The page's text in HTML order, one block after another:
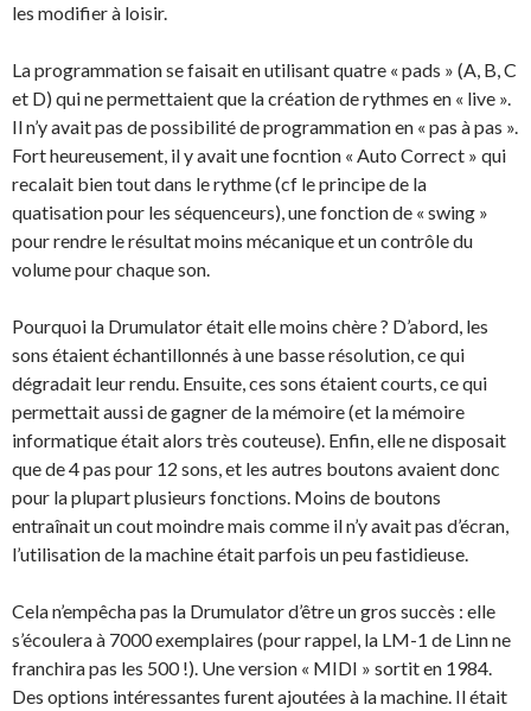
les modifier à loisir.
La programmation se faisait en utilisant quatre « pads » (A, B, C
et D) qui ne permettaient que la création de rythmes en « live ».
Il n’y avait pas de possibilité de programmation en « pas à pas ».
Fort heureusement, il y avait une focntion « Auto Correct » qui
recalait bien tout dans le rythme (cf le principe de la
quatisation pour les séquenceurs), une fonction de « swing »
pour rendre le résultat moins mécanique et un contrôle du
volume pour chaque son.
Pourquoi la Drumulator était elle moins chère ? D’abord, les
sons étaient échantillonnés à une basse résolution, ce qui
dégradait leur rendu. Ensuite, ces sons étaient courts, ce qui
permettait aussi de gagner de la mémoire (et la mémoire
informatique était alors très couteuse). Enfin, elle ne disposait
que de 4 pas pour 12 sons, et les autres boutons avaient donc
pour la plupart plusieurs fonctions. Moins de boutons
entraînait un cout moindre mais comme il n’y avait pas d’écran,
l’utilisation de la machine était parfois un peu fastidieuse.
Cela n’empêcha pas la Drumulator d’être un gros succès : elle
s’écoulera à 7000 exemplaires (pour rappel, la LM-1 de Linn ne
franchira pas les 500 !). Une version « MIDI » sortit en 1984.
Des options intéressantes furent ajoutées à la machine. Il était